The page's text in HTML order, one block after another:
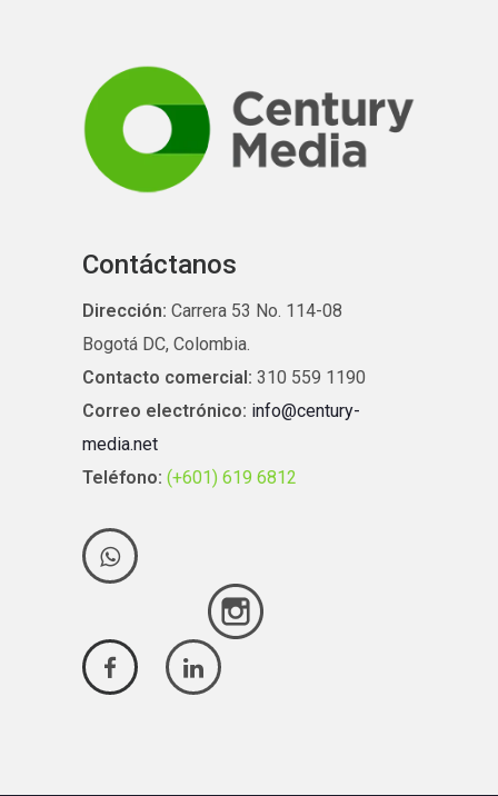
Contáctanos
Dirección: Carrera 53 No. 114-08
Bogotá DC, Colombia.
Contacto comercial: 310 559 1190
Correo electrónico: info@century-
media.net
Teléfono: (+601) 619 6812